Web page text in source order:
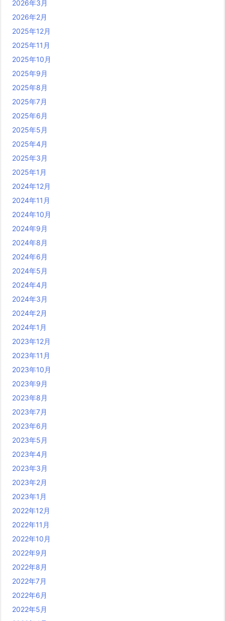
2026年3月
2026年2月
2025年12月
2025年11月
2025年10月
2025年9月
2025年8月
2025年7月
2025年6月
2025年5月
2025年4月
2025年3月
2025年1月
2024年12月
2024年11月
2024年10月
2024年9月
2024年8月
2024年6月
2024年5月
2024年4月
2024年3月
2024年2月
2024年1月
2023年12月
2023年11月
2023年10月
2023年9月
2023年8月
2023年7月
2023年6月
2023年5月
2023年4月
2023年3月
2023年2月
2023年1月
2022年12月
2022年11月
2022年10月
2022年9月
2022年8月
2022年7月
2022年6月
2022年5月